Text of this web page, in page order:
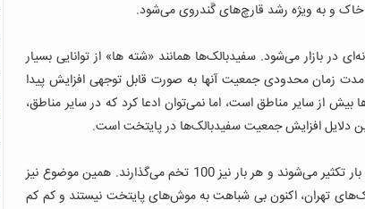
و به ویژه رشد قارچ‌‌های گَندروی می‌شود.
بازار می‌شود. سفیدبالک‌‌ها همانند «شته‌ ها» از توانایی بسیار
زمان محدودی جمعیت آنها به صورت قابل توجهی افزایش پیدا
منطقه 6 و 11 جمعیت سفیدبالک‌ها بیش از سایر مناطق است، اما نمی‌توان ادعا کرد که در سایر مناطق،
دلایل افزایش جمعیت سفیدبالک‌ها در پایتخت است.
براساس مطالعات صورت گرفته، سفیدبالک‌ها در طول هر سال حدود 10 بار تکثیر می‌‌شوند و هر بار نیز 100 تخم می‌گذارند. همین موضوع نیز
تهران، اکنون بی شباهت به موش‌های پایتخت نیستند و کم کم